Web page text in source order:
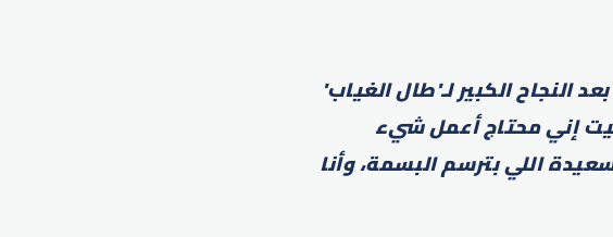
النجاح الكبير لـ'طال الغياب'
إني محتاج أعمل شيء
اللي بترسم البسمة، وأنا